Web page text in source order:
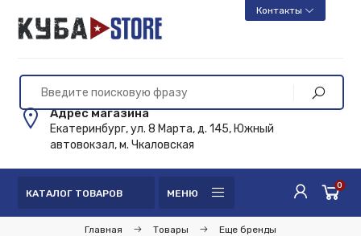
Контакты
Адрес магазина
Екатеринбург, ул. 8 Марта, д. 145, Южный
автовокзал, м. Чкаловская
КАТАЛОГ ТОВАРОВ МЕНЮ
0
Главная Товары Еще бренды